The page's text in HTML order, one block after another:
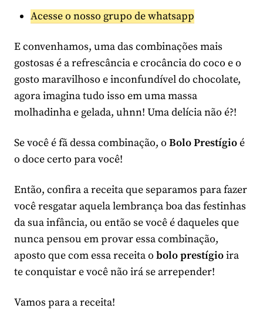
Acesse o nosso grupo de whatsapp
E convenhamos, uma das combinações mais
gostosas é a refrescância e crocância do coco e o
gosto maravilhoso e inconfundível do chocolate,
agora imagina tudo isso em uma massa
molhadinha e gelada, uhnn! Uma delícia não é?!
Se você é fã dessa combinação, o Bolo Prestígioé
o doce certo para você!
Então, confira a receita que separamos para fazer
você resgatar aquela lembrança boa das festinhas
da sua infância, ou então se você é daqueles que
nunca pensou em provar essa combinação,
aposto que com essa receita o bolo prestígioira
te conquistar e você não irá se arrepender!
Vamos para a receita!